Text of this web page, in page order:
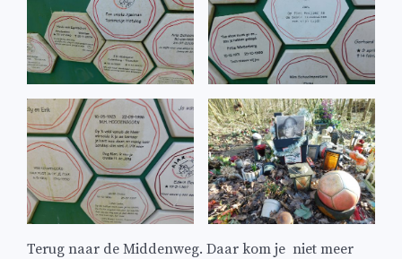
Terug naar de Middenweg. Daar kom je niet meer